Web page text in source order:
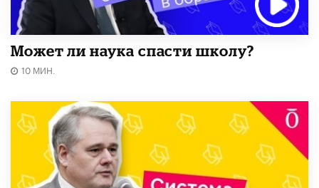
Может ли наука спасти школу?
10 МИН.